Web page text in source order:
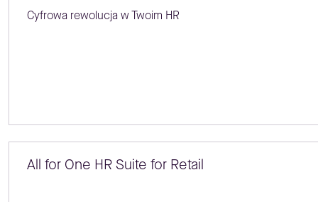
Cyfrowa rewolucja w Twoim HR
All for One HR Suite for Retail